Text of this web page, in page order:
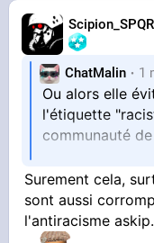
Scipion_SPQR
ChatMalin 1
Ou alors elle
l'étiquette
communauté
Surement cela,
sont aussi
l'antiracisme askip.